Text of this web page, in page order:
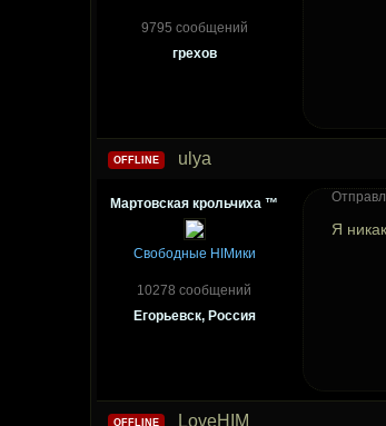
9795 сообщений
грехов
OFFLINE ulya
Мартовская крольчиха ™
Свободные HIMики
10278 сообщений
Егорьевск, Россия
Я
OFFLINE LoveHIM